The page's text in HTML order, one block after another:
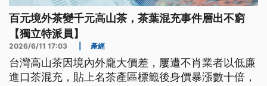
百元境外茶變千元高山茶，茶葉混充事件層出不窮
【獨立特派員】
2026/6/11 17:03 產經
台灣高山茶因境內外龐大價差，屢遭不肖業者以低廉
進口茶混充，貼上名茶產區標籤後身價暴漲數十倍，